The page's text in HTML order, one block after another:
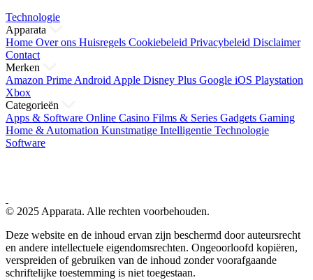
Technologie
Apparata
Home Over ons Huisregels Cookiebeleid Privacybeleid Disclaimer
Contact
Merken
Amazon Prime Android Apple Disney Plus Google iOS Playstation
Xbox
Categorieën
Apps & Software Online Casino Films & Series Gadgets Gaming
Home & Automation Kunstmatige Intelligentie Technologie
Software
© 2025 Apparata. Alle rechten voorbehouden.
Deze website en de inhoud ervan zijn beschermd door auteursrecht
en andere intellectuele eigendomsrechten. Ongeoorloofd kopiëren,
verspreiden of gebruiken van de inhoud zonder voorafgaande
schriftelijke toestemming is niet toegestaan.